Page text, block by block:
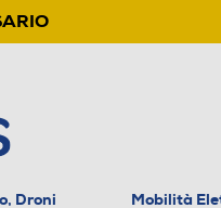
Droni Mobilità